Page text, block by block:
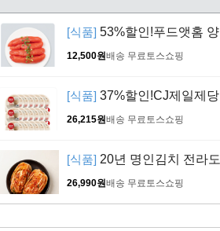
[식품] 53%할인!푸드앳홈
12,500원배송 무료토스쇼핑
[식품] 37%할인!CJ제일제
26,215원배송 무료토스쇼핑
[식품] 20년 명인김치 전라
26,990원배송 무료토스쇼핑